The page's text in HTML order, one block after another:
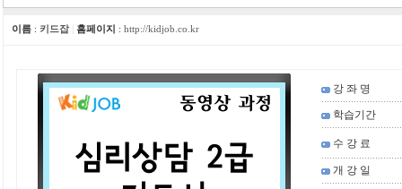
이름 : 키드잡 홈페이지 : http://kidjob.co.kr
강 좌 명
학습기간
수 강 료
개 강 일